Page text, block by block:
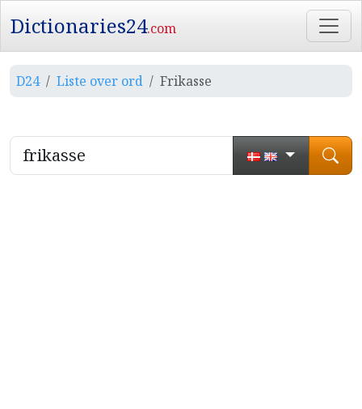
Dictionaries24.com
D24 Liste over ord Frikasse